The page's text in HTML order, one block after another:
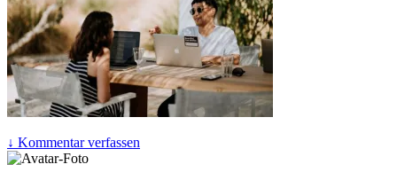
↓ Kommentar verfassen